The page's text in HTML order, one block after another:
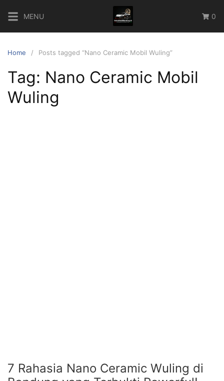
content
MENU 0
Home Posts tagged “Nano Ceramic Mobil Wuling”
Tag: Nano Ceramic Mobil
Wuling
7 Rahasia Nano Ceramic Wuling di